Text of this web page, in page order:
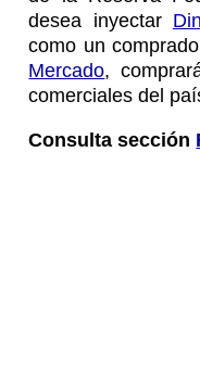
desea inyectar
como un
Mercado,
comerciales del
Consulta sección